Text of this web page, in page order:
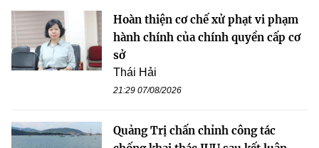
Hoàn thiện cơ chế xử phạt vi phạm
hành chính của chính quyền cấp cơ
sở
Thái Hải
21:29 07/08/2026
Quảng Trị chấn chỉnh công tác